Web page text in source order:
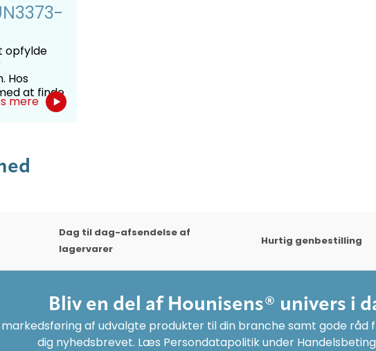
opfylde
Hos
at finde
mere
Dag til dag-afsendelse af
lagervarer
Hurtig genbestilling
Bliv en del af Hounisens® univers i
markedsføring af udvalgte produkter til din branche samt gode
dig nyhedsbrevet. Læs Persondatapolitik under